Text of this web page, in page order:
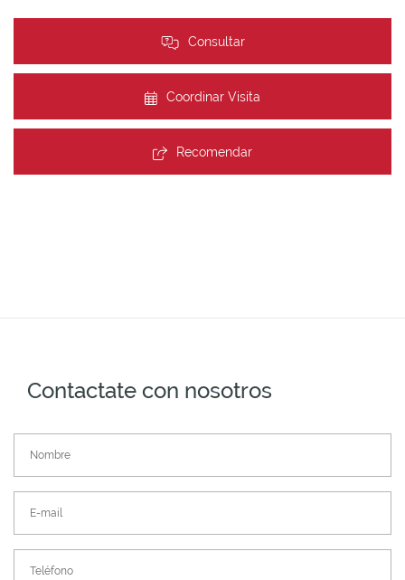
Consultar
Coordinar Visita
Recomendar
Contactate con nosotros